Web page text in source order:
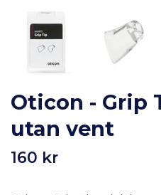
Oticon - Grip
utan vent
160 kr